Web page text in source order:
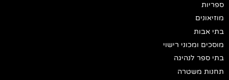
ספריות
מוזיאונים
בתי אבות
מוסכים ומכוני רישוי
בתי ספר לנהיגה
תחנות משטרה